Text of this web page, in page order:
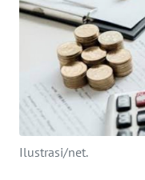
Ilustrasi/net.
Informasi
KONTAK
KAMI